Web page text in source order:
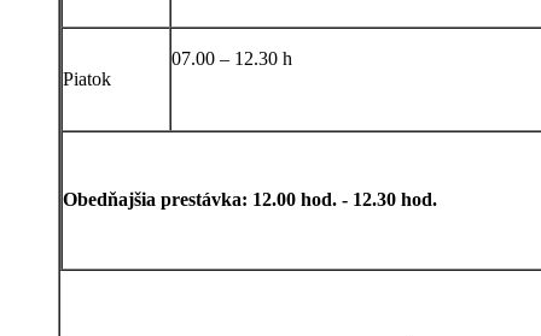
Piatok
07.00 – 12.30 h
Obedňajšia prestávka: 12.00 hod. - 12.30 hod.